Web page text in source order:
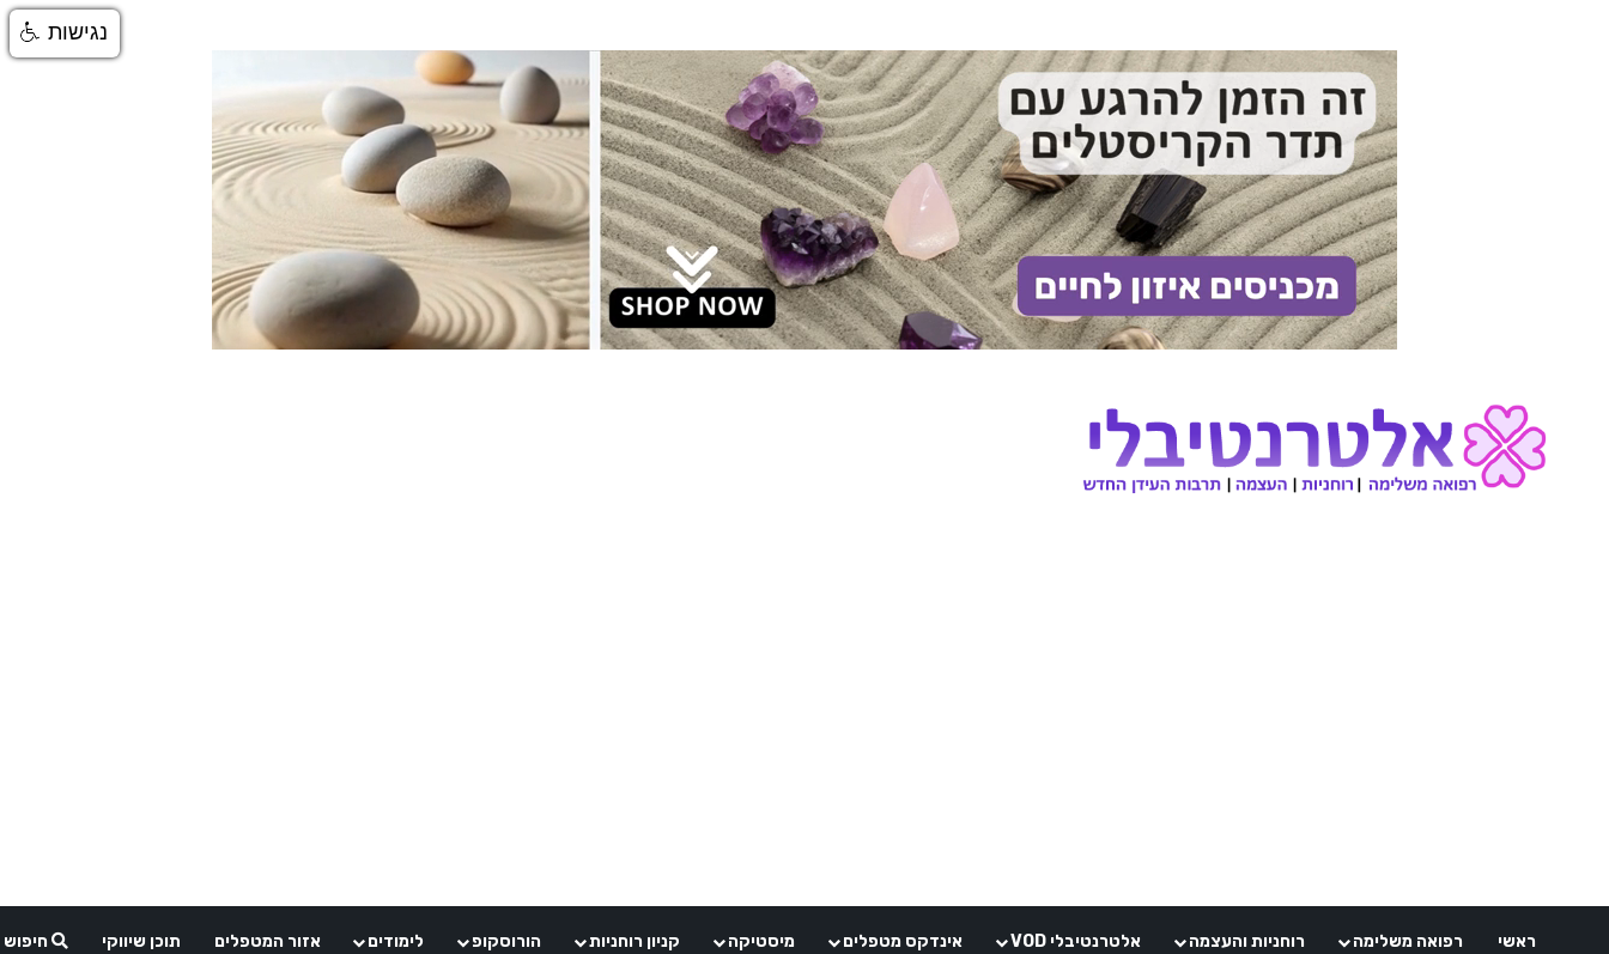
ראשי רפואה משלימה רוחניות והעצמה אלטרנטיבלי VOD אינדקס מטפלים מיסטיקה קניון רוחניות הורוסקופ לימודים אזור המטפלים תוכן שיווקי חיפוש
נגישות